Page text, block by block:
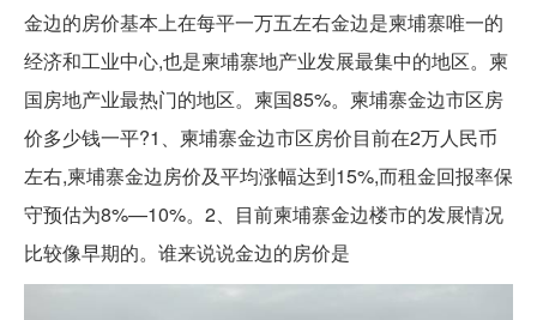
金边的房价基本上在每平一万五左右金边是柬埔寨唯一的
经济和工业中心,也是柬埔寨地产业发展最集中的地区。柬
国房地产业最热门的地区。柬国85%。柬埔寨金边市区房
价多少钱一平?1、柬埔寨金边市区房价目前在2万人民币
左右,柬埔寨金边房价及平均涨幅达到15%,而租金回报率保
守预估为8%—10%。2、目前柬埔寨金边楼市的发展情况
比较像早期的。谁来说说金边的房价是